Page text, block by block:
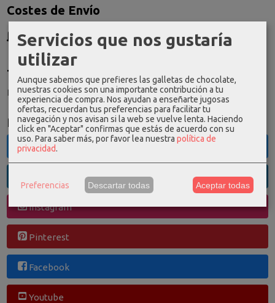
Costes de Envío
Consultar Destinos
Tu Carrito (0)
El carrito de la compra está vacío
Redes Sociales
Twitter
Instagram
Pinterest
Facebook
Youtube
Servicios que nos gustaría
utilizar
Aunque sabemos que prefieres las galletas de chocolate,
nuestras cookies son una importante contribución a tu
experiencia de compra. Nos ayudan a enseñarte jugosas
ofertas, recuerdan tus preferencias para facilitar tu
navegación y nos avisan si la web se vuelve lenta. Haciendo
click en "Aceptar" confirmas que estás de acuerdo con su
uso. Para saber más, por favor lea nuestra política de
privacidad.
Preferencias Descartar todas Aceptar todas